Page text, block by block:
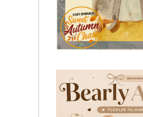
Kryptonita - March Collection 21